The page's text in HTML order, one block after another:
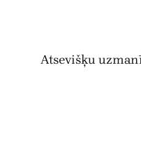
Atsevišķu